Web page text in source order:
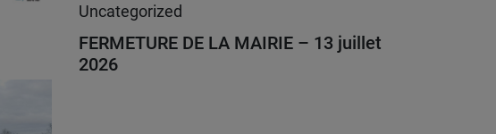
Uncategorized
FERMETURE DE LA MAIRIE – 13 juillet
2026